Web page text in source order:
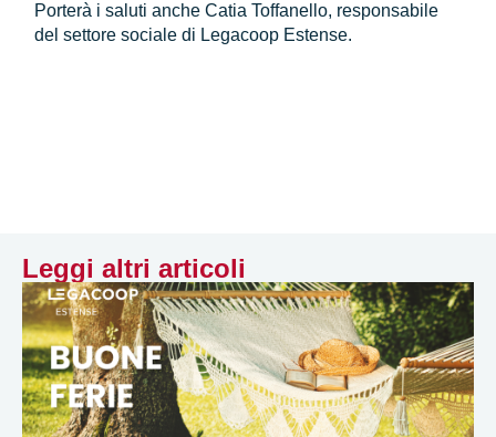
Porterà i saluti anche Catia Toffanello, responsabile
del settore sociale di Legacoop Estense.
Leggi altri articoli